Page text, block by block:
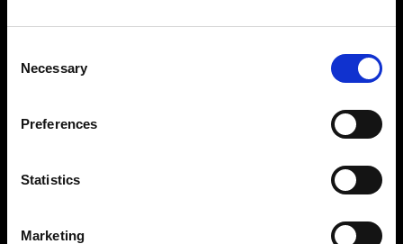
Selection
Necessary
Preferences
Statistics
Marketing
Cerca un negozio
Seguici